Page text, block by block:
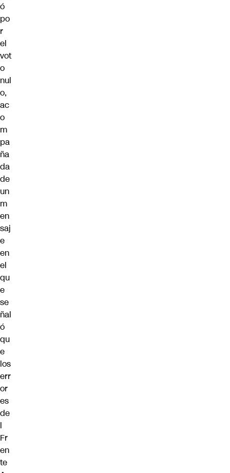
ó
po
r
el
vot
o
nul
o,
ac
o
m
pa
ña
da
de
un
m
en
saj
e
en
el
qu
e
se
ñal
ó
qu
e
los
err
or
es
de
l
Fr
en
te